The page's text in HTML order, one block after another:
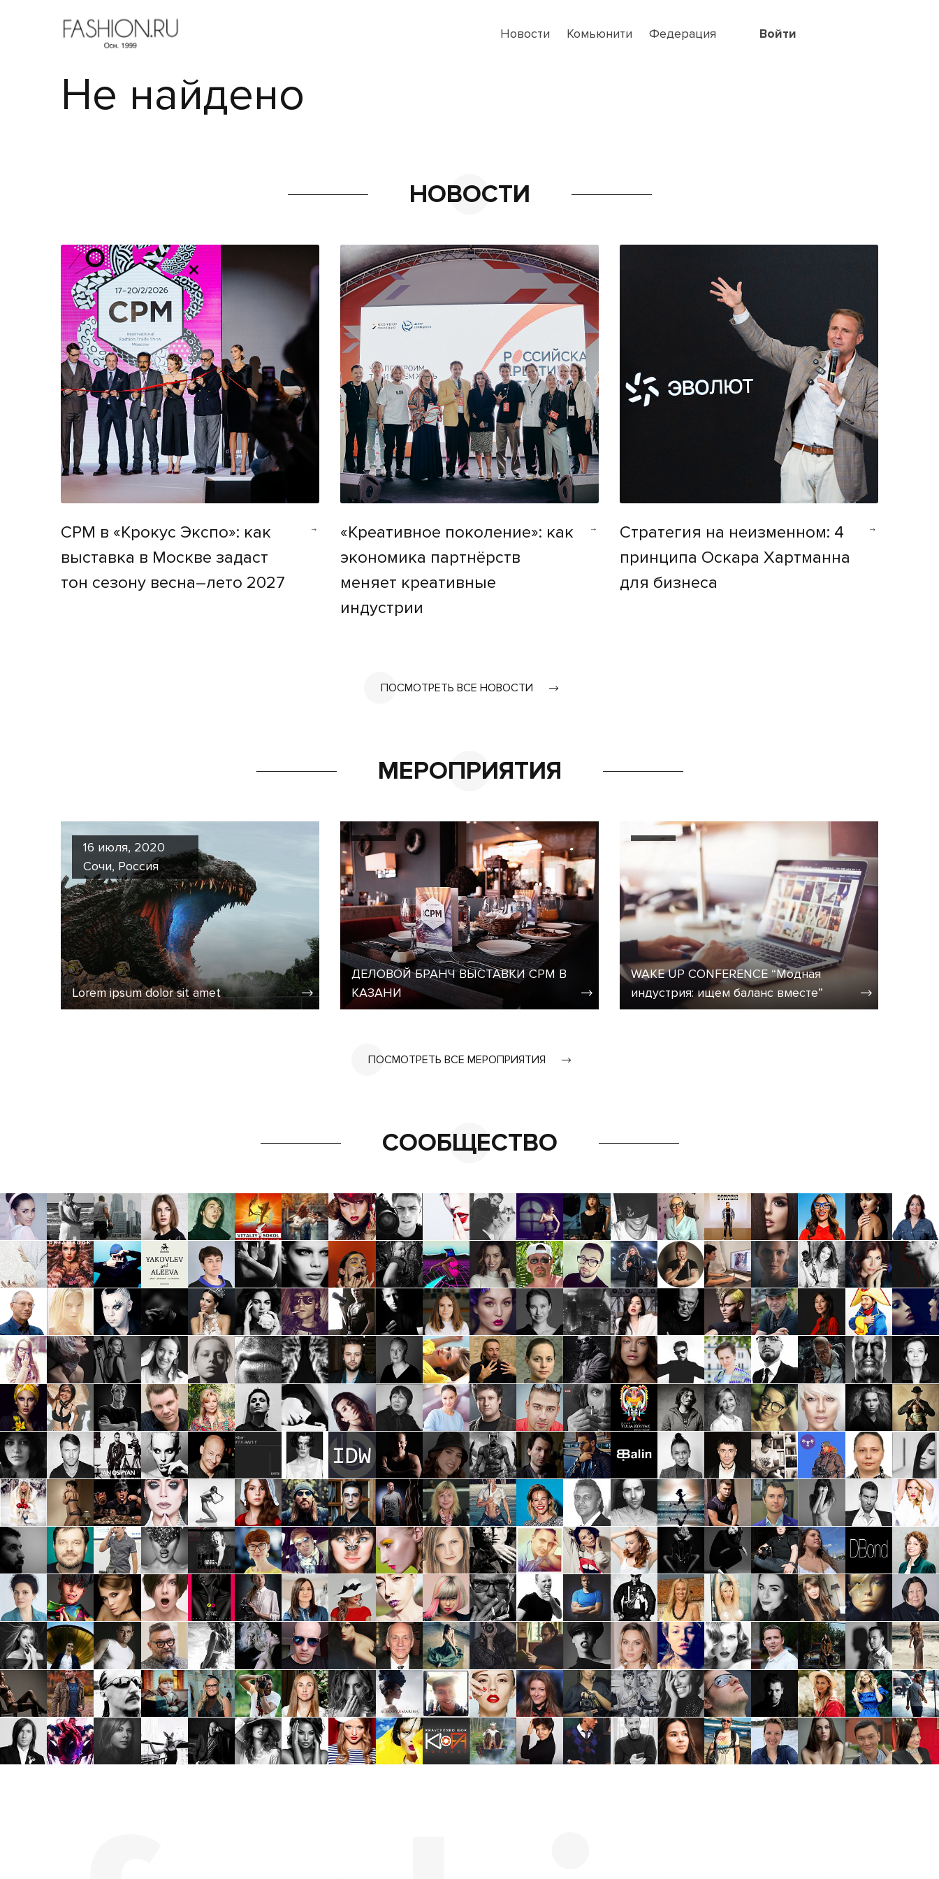
Новости Комьюнити Федерация Войти
Не найдено
НОВОСТИ
CPM в «Крокус Экспо»: как
выставка в Москве задаст
тон сезону весна–лето 2027
«Креативное поколение»: как
экономика партнёрств
меняет креативные
индустрии
Стратегия на неизменном: 4
принципа Оскара Хартманна
для бизнеса
ПОСМОТРЕТЬ ВСЕ НОВОСТИ
МЕРОПРИЯТИЯ
16 июля, 2020
Сочи, Россия
Lorem ipsum dolor sit amet
ДЕЛОВОЙ БРАНЧ ВЫСТАВКИ CPM В
КАЗАНИ
WAKE UP CONFERENCE “Модная
индустрия: ищем баланс вместе”
ПОСМОТРЕТЬ ВСЕ МЕРОПРИЯТИЯ
СООБЩЕСТВО